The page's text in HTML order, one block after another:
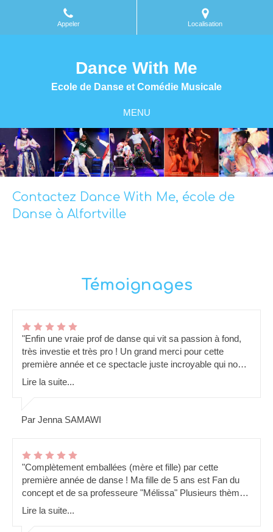
Appeler Localisation
Dance With Me
Ecole de Danse et Comédie Musicale
MENU
Contactez Dance With Me, école de
Danse à Alfortville
Témoignages
"Enfin une vraie prof de danse qui vit sa passion à fond,
très investie et très pro ! Un grand merci pour cette
première année et ce spectacle juste incroyable qui nous
a fait rêver ! Ma fille a hâte de reprendre les cours en
Lire la suite...
Par Jenna SAMAWI
"Complètement emballées (mère et fille) par cette
première année de danse ! Ma fille de 5 ans est Fan du
concept et de sa professeure "Mélissa" Plusieurs thèmes
abordés durant l'année (Halloween/Noël...) les enfants se
Lire la suite...